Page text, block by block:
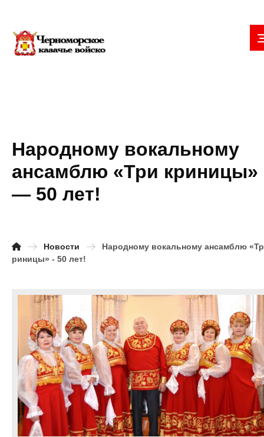
Народному вокальному
ансамблю «Три криницы»
— 50 лет!
Новости
Народному вокальному ансамблю
риницы» - 50 лет!